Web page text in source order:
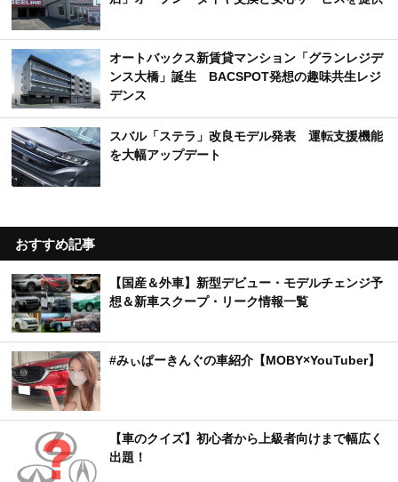
オートバックス新賃貸マンション「グランレジデ
ンス大橋」誕生 BACSPOT発想の趣味共生レジ
デンス
スバル「ステラ」改良モデル発表 運転支援機能
を大幅アップデート
おすすめ記事
【国産＆外車】新型デビュー・モデルチェンジ予
想＆新車スクープ・リーク情報一覧
#みぃぱーきんぐの車紹介【MOBY×YouTuber】
【車のクイズ】初心者から上級者向けまで幅広く
出題！